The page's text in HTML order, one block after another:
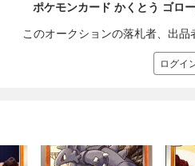
ポケモンカード かくとう ゴロ
このオークションの落札者、出品
ログイ